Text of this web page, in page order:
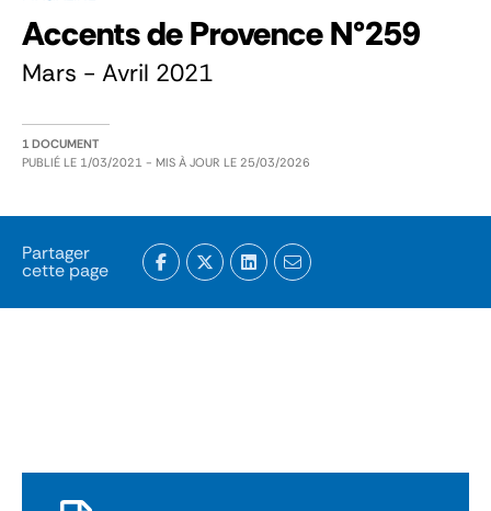
Accents de Provence N°259
Mars - Avril 2021
1 DOCUMENT
PUBLIÉ LE 1/03/2021 - MIS À JOUR LE 25/03/2026
Partager
cette page